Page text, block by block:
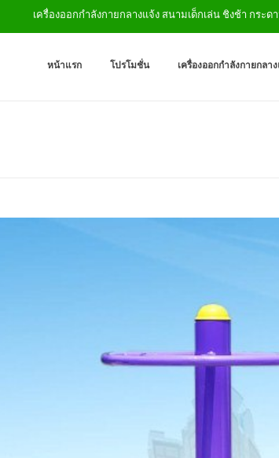
เครื่องออกกำลังกายกลางแจ้ง สนามเด็กเล่น ชิงช้า กระดานลื่น อุ
ผู้
หน้าแรก โปรโมชั่น เครื่องออกกำลังกายกลา